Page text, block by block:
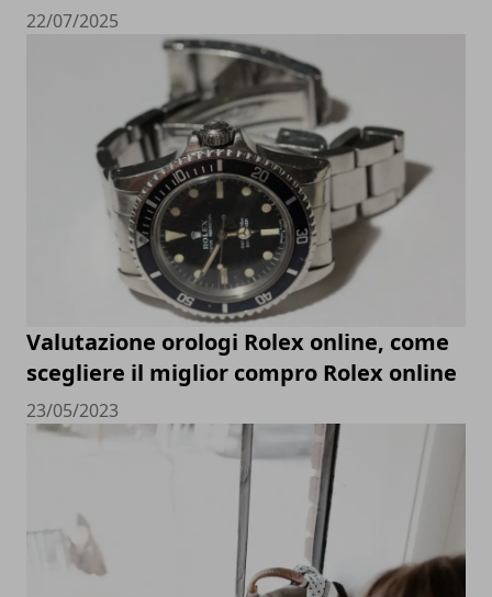
22/07/2025
Valutazione orologi Rolex online, come
scegliere il miglior compro Rolex online
23/05/2023